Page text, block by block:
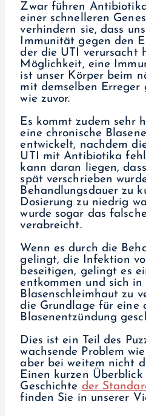
Zwar führen
einer schnelleren
verhindern sie, dass
Immunität gegen den
der die UTI verursacht
Möglichkeit, eine
ist unser Körper beim
mit demselben Erreger
wie zuvor.
Es kommt zudem sehr
eine chronische
entwickelt, nachdem
UTI mit Antibiotika
kann daran liegen,
spät verschrieben
Behandlungsdauer zu
Dosierung zu niedrig
wurde sogar das
verabreicht.
Wenn es durch die
gelingt, die Infektion
beseitigen, gelingt es
entkommen und sich in
Blasenschleimhaut zu
die Grundlage für eine
Blasenentzündung
Dies ist ein Teil des
wachsende Problem
aber bei weitem nicht
Einen kurzen Überblick
Geschichte der
finden Sie in unserer